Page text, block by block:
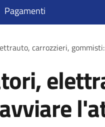
Pagamenti
carrozzieri,